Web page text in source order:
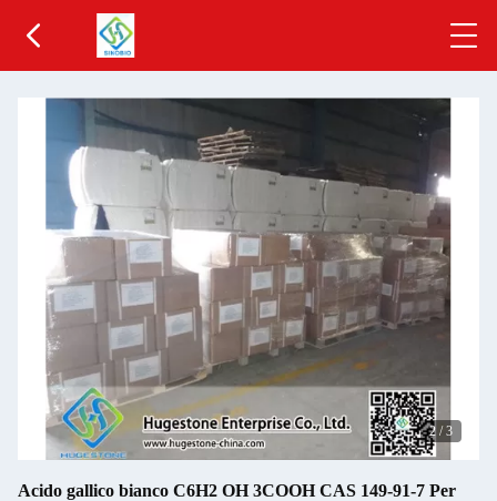
2 /3
Acido gallico bianco C6H2 OH 3COOH CAS 149-91-7 Per